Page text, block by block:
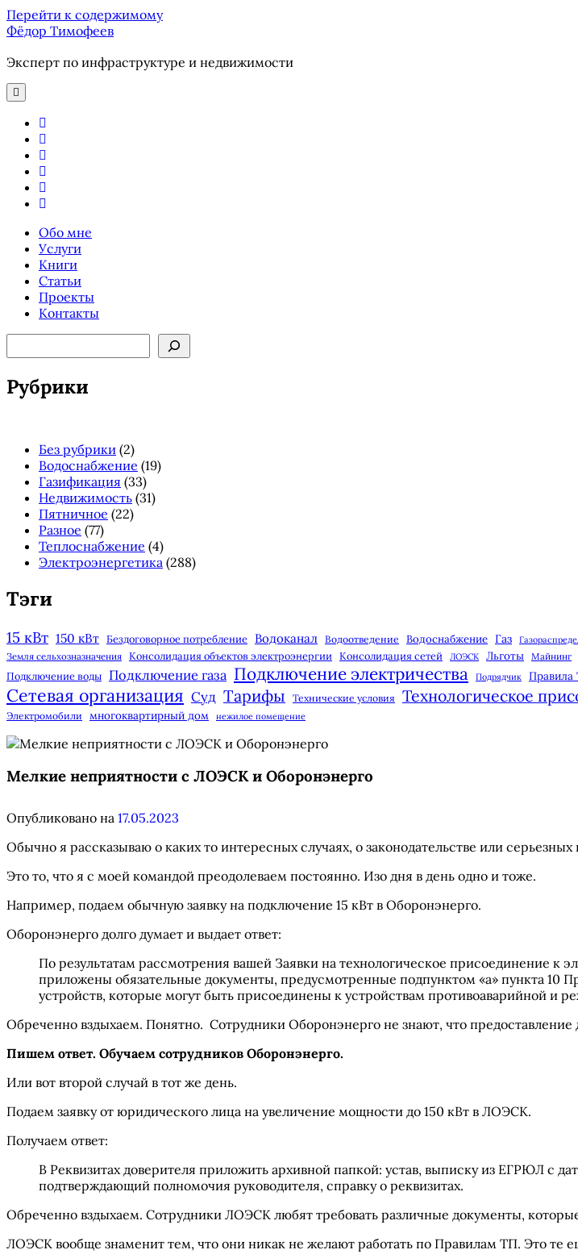
Перейти к содержимому
Фёдор Тимофеев
Эксперт по инфраструктуре и недвижимости
отрыть
основное
меню
Обо мне
Услуги
Книги
Статьи
Проекты
Контакты
Рубрики
Без рубрики (2)
Водоснабжение (19)
Газификация (33)
Недвижимость (31)
Пятничное (22)
Разное (77)
Теплоснабжение (4)
Электроэнергетика (288)
Тэги
15 кВт 150 кВт Бездоговорное потребление Водоканал Водоотведение Водоснабжение Газ
Земля сельхозназначения Консолидация объектов электроэнергии Консолидация сетей ЛОЭСК Льготы Майнинг
Подключение воды Подключение газа Подключение электричества Подрядчик Правила
Сетевая организация Суд Тарифы Технические условия Технологическое
Электромобили
многоквартирный дом нежилое помещение
Мелкие неприятности с ЛОЭСК и Оборонэнерго
Опубликовано на 17.05.2023
Обычно я рассказываю о каких то интересных случаях, о законодательстве или
Это то, что я с моей командой преодолеваем постоянно. Изо дня в день одно и тоже.
Например, подаем обычную заявку на подключение 15 кВт в Оборонэнерго.
Оборонэнерго долго думает и выдает ответ:
По результатам рассмотрения вашей Заявки на технологическое присоединение
приложены обязательные документы, предусмотренные подпунктом «а» пункта
устройств, которые могут быть присоединены к устройствам противоаварийной и
Обреченно вздыхаем. Понятно. Сотрудники Оборонэнерго не знают, что
Пишем ответ. Обучаем сотрудников Оборонэнерго.
Или вот второй случай в тот же день.
Подаем заявку от юридического лица на увеличение мощности до 150 кВт в ЛОЭСК.
Получаем ответ:
В Реквизитах доверителя приложить архивной папкой: устав, выписку из ЕГРЮЛ с
подтверждающий полномочия руководителя, справку о реквизитах.
Обреченно вздыхаем. Сотрудники ЛОЭСК любят требовать различные документы,
ЛОЭСК вообще знаменит тем, что они никак не желают работать по Правилам ТП. Это те